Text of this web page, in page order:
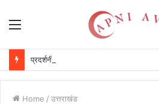
प्रदर्शनी सौहार्द और सचित्र संविधान दर्शन
Home / उत्तराखंड